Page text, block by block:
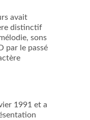
avait
distinctif
sons
par le passé
1991 et a